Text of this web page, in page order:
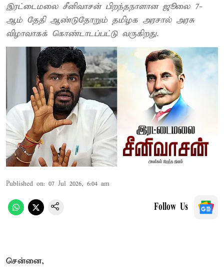
இரட்டைமலை சீனிவாசன் பிறந்தநாளான ஜூலை 7-
ஆம் தேதி ஆண்டுதோறும் தமிழக அரசால் அரசு
விழாவாகக் கொண்டாடப்பட்டு வருகிறது.
Published on: 07 Jul 2026, 6:04 am
Follow Us
சென்னை,